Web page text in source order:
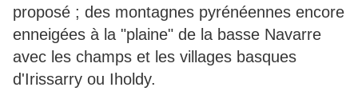
proposé ; des montagnes pyrénéennes encore
enneigées à la "plaine" de la basse Navarre
avec les champs et les villages basques
d'Irissarry ou Iholdy.